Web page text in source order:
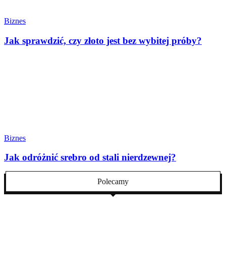
Biznes
Jak sprawdzić, czy złoto jest bez wybitej próby?
Biznes
Jak odróżnić srebro od stali nierdzewnej?
Polecamy